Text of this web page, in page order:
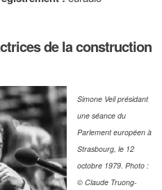
de la construction
Simone Veil présidant
une séance du
Parlement européen à
Strasbourg, le 12
octobre 1979. Photo :
© Claude Truong-